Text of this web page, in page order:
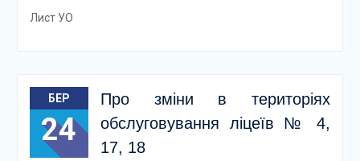
Лист УО
БЕР
24
Про зміни в територіях
обслуговування ліцеїв № 4,
17, 18